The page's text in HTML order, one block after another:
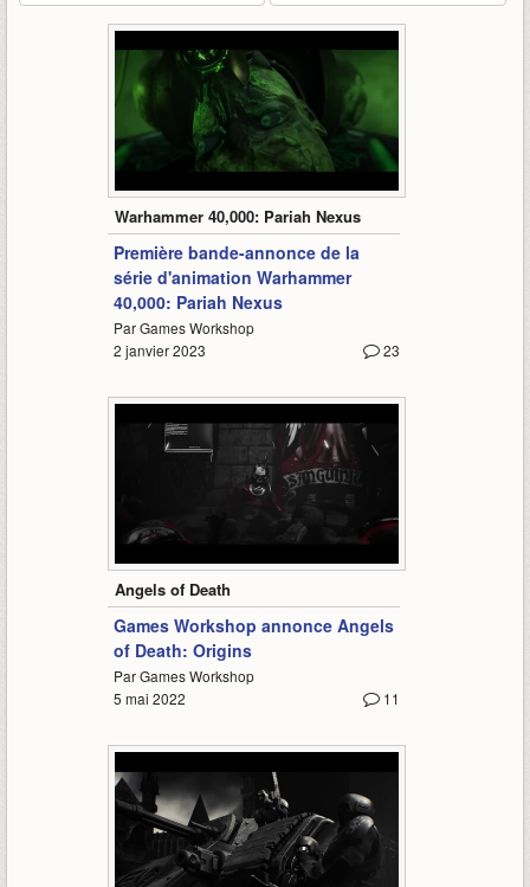
1:47
Warhammer 40,000: Pariah Nexus
Première bande-annonce de la
série d'animation Warhammer
40,000: Pariah Nexus
Par Games Workshop
23
2 janvier 2023
0:59
Angels of Death
Games Workshop annonce Angels
of Death: Origins
Par Games Workshop
11
5 mai 2022